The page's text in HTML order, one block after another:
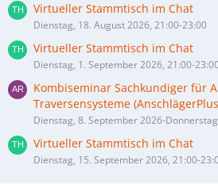
Virtueller Stammtisch im Chat
Dienstag, 18. August 2026, 21:00-23:00
Virtueller Stammtisch im Chat
Dienstag, 1. September 2026, 21:00-
Kombiseminar Sachkundiger für
Traversensysteme
Dienstag, 8. September 2026-
Virtueller Stammtisch im Chat
Dienstag, 15. September 2026, 21:00-